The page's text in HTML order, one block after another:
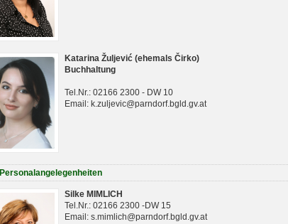
Katarina Žuljević (ehemals Čirko)
Buchhaltung
Tel.Nr.: 02166 2300 - DW 10
Email: k.zuljevic@parndorf.bgld.gv.at
Personalangelegenheiten
Silke MIMLICH
Tel.Nr.: 02166 2300 -DW 15
Email: s.mimlich@parndorf.bgld.gv.at